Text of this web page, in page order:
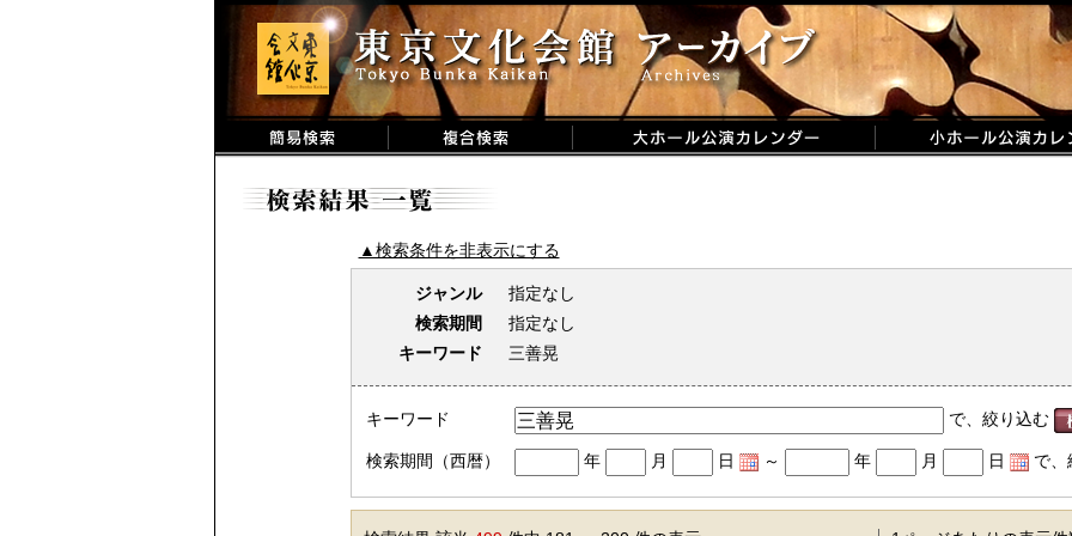
▲検索条件を非表示にする
ジャンル
指定なし
検索期間
指定なし
キーワード
三善晃
キーワード で、絞り込む
検索期間（西暦） 年 月 日 ～ 年 月 日 で